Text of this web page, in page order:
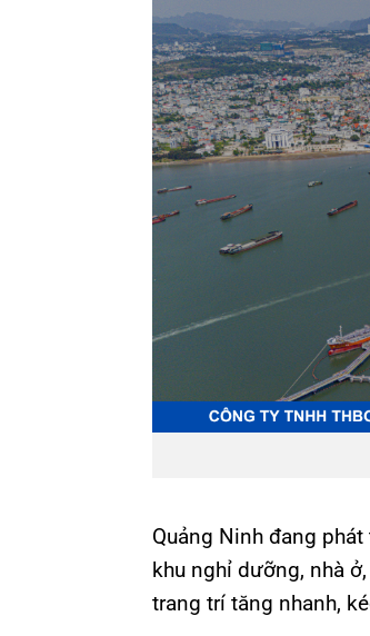
Quảng Ninh đang
khu nghỉ dưỡng, nhà
trang trí tăng nhanh,